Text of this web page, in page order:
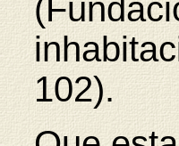
102).